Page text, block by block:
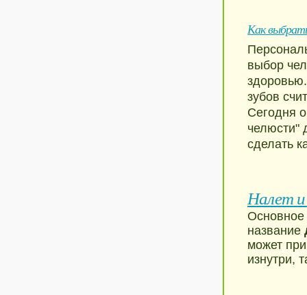
Как
выбор
зубов
Сегодня
челюсти"
сделать
Налет
Основное
название
может
изнутри,